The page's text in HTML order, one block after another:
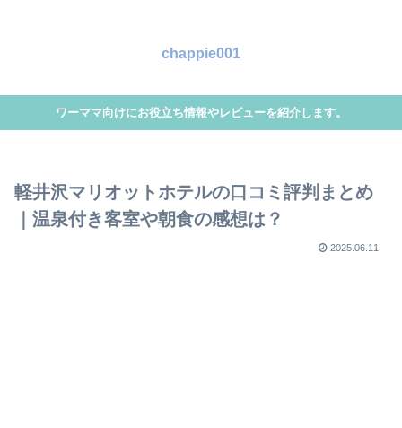
chappie001
ワーママ向けにお役立ち情報やレビューを紹介します。
軽井沢マリオットホテルの口コミ評判まとめ
｜温泉付き客室や朝食の感想は？
2025.06.11